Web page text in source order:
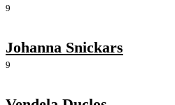
9
Johanna Snickars
9